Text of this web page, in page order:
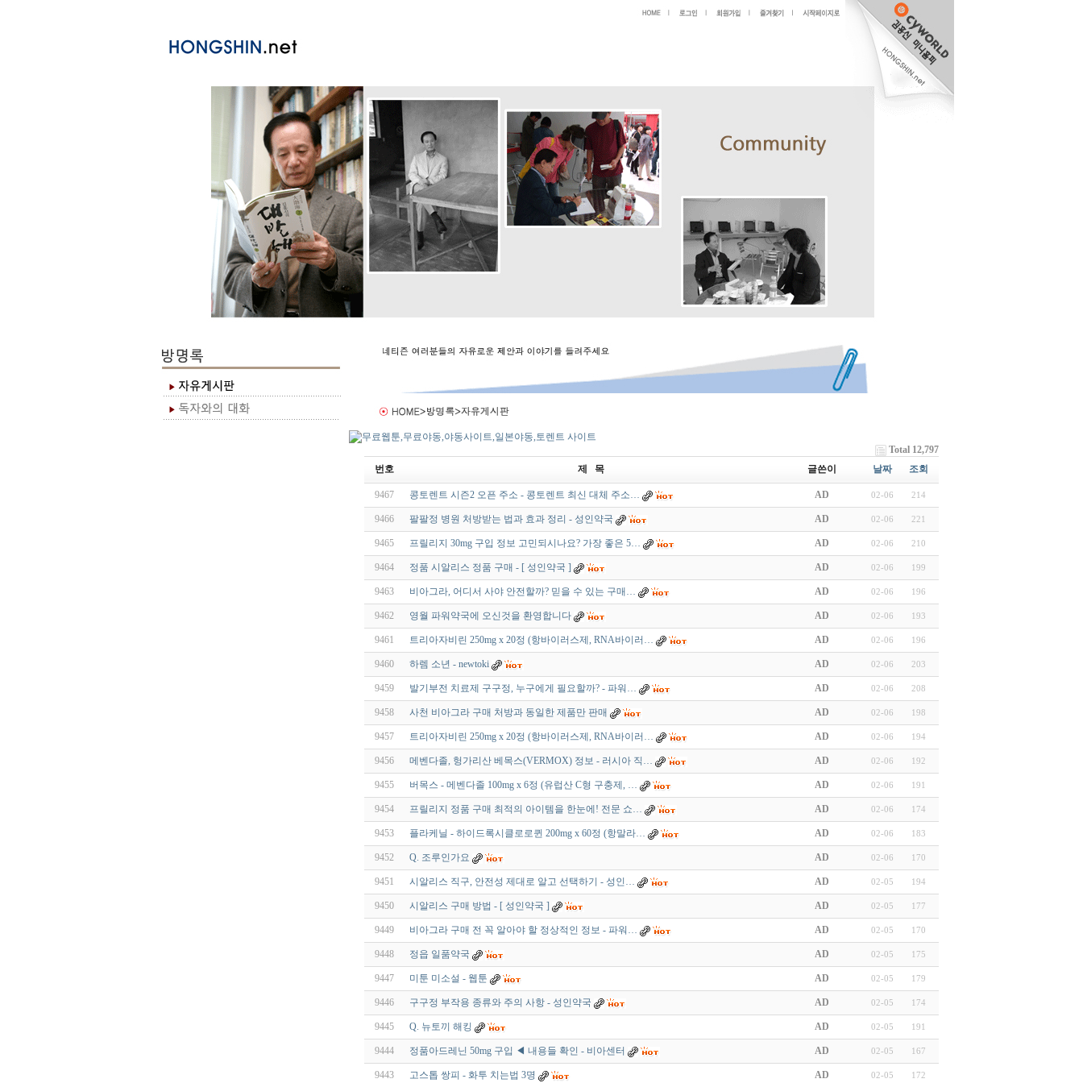
Total 12,797
번호
제 목 글쓴이 날짜 조회
9467 콩토렌트 시즌2 오픈 주소 - 콩토렌트 최신 대체 주소… AD 02-06 214
9466 팔팔정 병원 처방받는 법과 효과 정리 - 성인약국 AD 02-06 221
9465 프릴리지 30mg 구입 정보 고민되시나요? 가장 좋은 5… AD 02-06 210
9464 정품 시알리스 정품 구매 - [ 성인약국 ] AD 02-06 199
9463 비아그라, 어디서 사야 안전할까? 믿을 수 있는 구매… AD 02-06 196
9462 영월 파워약국에 오신것을 환영합니다 AD 02-06 193
9461 트리아자비린 250mg x 20정 (항바이러스제, RNA바이러… AD 02-06 196
9460 하렘 소년 - newtoki AD 02-06 203
9459 발기부전 치료제 구구정, 누구에게 필요할까? - 파워… AD 02-06 208
9458 사천 비아그라 구매 처방과 동일한 제품만 판매 AD 02-06 198
9457 트리아자비린 250mg x 20정 (항바이러스제, RNA바이러… AD 02-06 194
9456 메벤다졸, 헝가리산 베목스(VERMOX) 정보 - 러시아 직… AD 02-06 192
9455 버목스 - 메벤다졸 100mg x 6정 (유럽산 C형 구충제, … AD 02-06 191
9454 프릴리지 정품 구매 최적의 아이템을 한눈에! 전문 쇼… AD 02-06 174
9453 플라케닐 - 하이드록시클로로퀸 200mg x 60정 (항말라… AD 02-06 183
9452 Q. 조루인가요 AD 02-06 170
9451 시알리스 직구, 안전성 제대로 알고 선택하기 - 성인… AD 02-05 194
9450 시알리스 구매 방법 - [ 성인약국 ] AD 02-05 177
9449 비아그라 구매 전 꼭 알아야 할 정상적인 정보 - 파워… AD 02-05 170
9448 정읍 일품약국 AD 02-05 175
9447 미툰 미소설 - 웹툰 AD 02-05 179
9446 구구정 부작용 종류와 주의 사항 - 성인약국 AD 02-05 174
9445 Q. 뉴토끼 해킹 AD 02-05 191
9444 정품아드레닌 50mg 구입 ◀ 내용들 확인 - 비아센터 AD 02-05 167
9443 고스톱 쌍피 - 화투 치는법 3명 AD 02-05 172